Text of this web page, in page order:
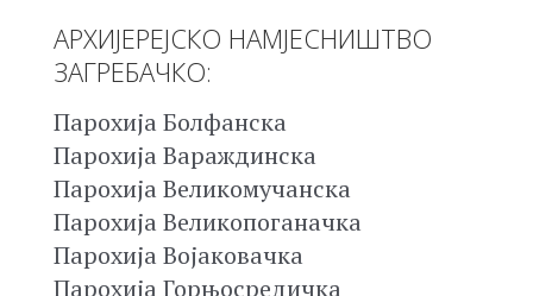
АРХИЈЕРЕЈСКО НАМЈЕСНИШТВО
ЗАГРЕБАЧКО:
Парохија Болфанска
Парохија Вараждинска
Парохија Великомучанска
Парохија Великопоганачка
Парохија Војаковачка
Парохија Горњосредичка